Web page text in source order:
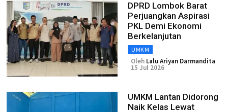
DPRD Lombok Barat
Perjuangkan Aspirasi
PKL Demi Ekonomi
Berkelanjutan
UMKM
Oleh Lalu Ariyan Darmandita
15 Jul 2026
UMKM Lantan Didorong
Naik Kelas Lewat